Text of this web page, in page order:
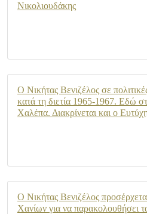
Νικολιουδάκης
Ο Νικήτας Βενιζέλος σε
κατά τη διετία 1965-1967. Εδώ
Χαλέπα. Διακρίνεται και ο
Ο Νικήτας Βενιζέλος
Χανίων για να παρακολουθήσει